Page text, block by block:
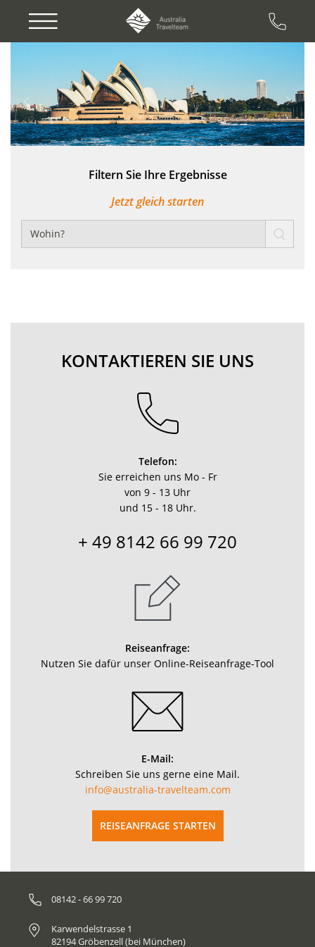
Filtern Sie Ihre Ergebnisse
Jetzt gleich starten
KONTAKTIEREN SIE UNS
Telefon:
Sie erreichen uns Mo - Fr
von 9 - 13 Uhr
und 15 - 18 Uhr.
+ 49 8142 66 99 720
Reiseanfrage:
Nutzen Sie dafür unser Online-Reiseanfrage-Tool
E-Mail:
Schreiben Sie uns gerne eine Mail.
info@australia-travelteam.com
REISEANFRAGE STARTEN
08142 - 66 99 720
Karwendelstrasse 1
82194 Gröbenzell (bei München)